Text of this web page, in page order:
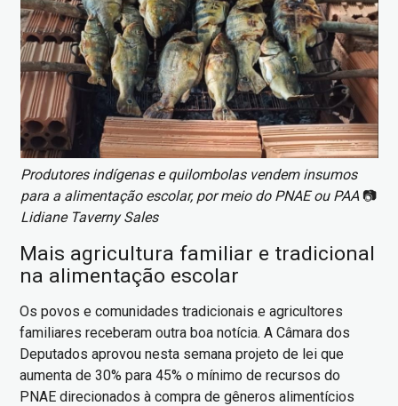
Produtores indígenas e quilombolas vendem insumos
para a alimentação escolar, por meio do PNAE ou PAA📷
Lidiane Taverny Sales
Mais agricultura familiar e tradicional
na alimentação escolar
Os povos e comunidades tradicionais e agricultores
familiares receberam outra boa notícia. A Câmara dos
Deputados aprovou nesta semana projeto de lei que
aumenta de 30% para 45% o mínimo de recursos do
PNAE direcionados à compra de gêneros alimentícios